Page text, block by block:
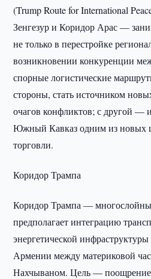
(Trump Route for International
Зенгезур и Коридор Арас —
не только в перестройке
возникновении конкуренции
спорные логистические
стороны, стать источником
очагов конфликтов; с другой —
Южный Кавказ одним из новых
торговли.
Коридор Трампа
Коридор Трампа —
предполагает интеграцию
энергетической
Армении между материковой
Нахчываном. Цель —